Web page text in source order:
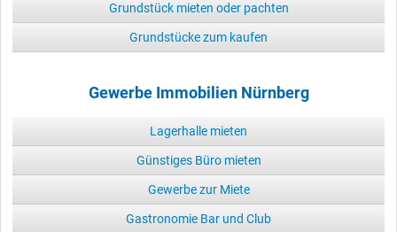
Grundstück mieten oder pachten
Grundstücke zum kaufen
Gewerbe Immobilien Nürnberg
Lagerhalle mieten
Günstiges Büro mieten
Gewerbe zur Miete
Gastronomie Bar und Club